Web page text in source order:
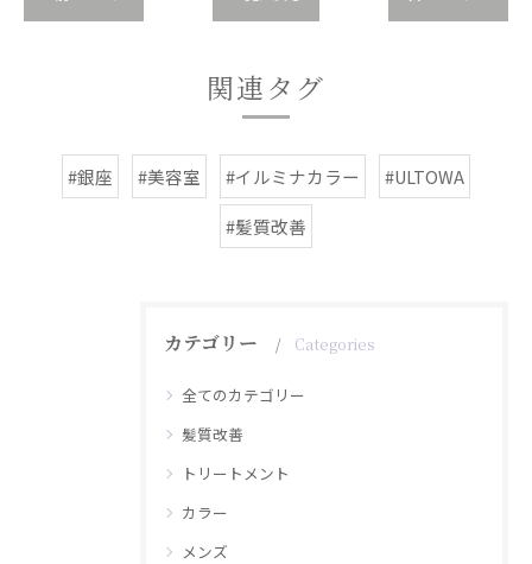
関連タグ
#銀座 #美容室 #イルミナカラー
#ULTOWA
#髪質改善
カテゴリー Categories
全てのカテゴリー
髪質改善
トリートメント
カラー
メンズ